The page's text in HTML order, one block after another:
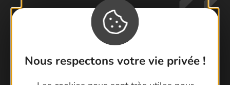
Nous respectons votre vie privée !
Contactez-nous !